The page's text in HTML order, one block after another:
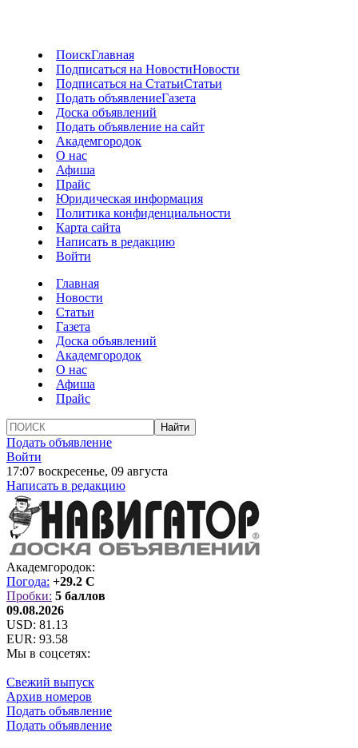
ПоискГлавная
Подписаться на НовостиНовости
Подписаться на СтатьиСтатьи
Подать объявлениеГазета
Доска объявлений
Подать объявление на сайт
Академгородок
О нас
Афиша
Прайс
Юридическая информация
Политика конфиденциальности
Карта сайта
Написать в редакцию
Войти
Главная
Новости
Статьи
Газета
Доска объявлений
Академгородок
О нас
Афиша
Прайс
Подать объявление
Войти
17:07 воскресенье, 09 августа
Написать в редакцию
Академгородок:
Погода: +29.2 C
Пробки: 5 баллов
09.08.2026
USD: 81.13
EUR: 93.58
Мы в соцсетях:
Свежий выпуск
Архив номеров
Подать объявление
Подать объявление